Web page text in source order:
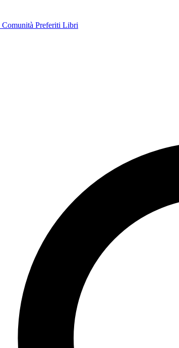
Comunità Preferiti Libri